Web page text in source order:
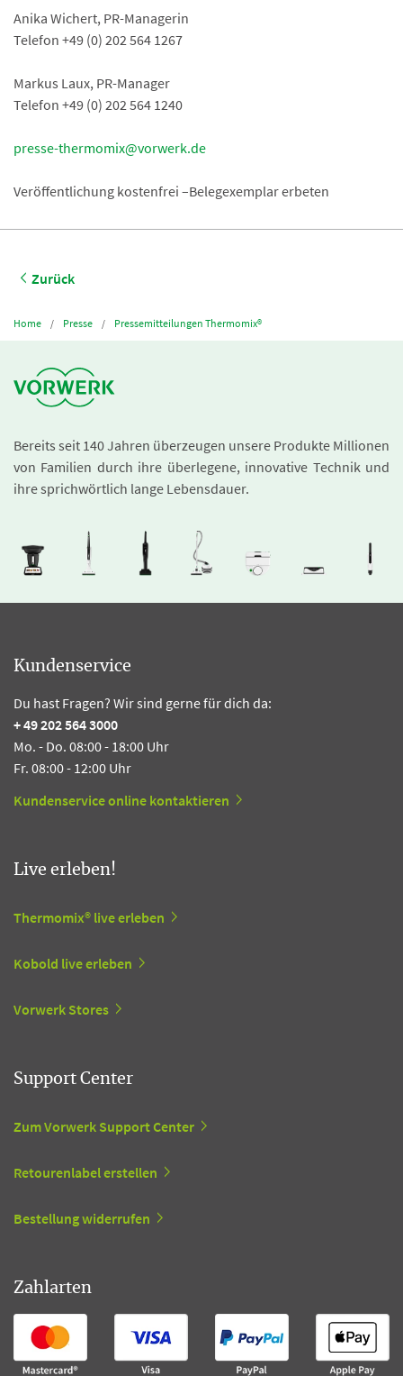
Anika Wichert, PR-Managerin
Telefon +49 (0) 202 564 1267
Markus Laux, PR-Manager
Telefon +49 (0) 202 564 1240
presse-thermomix@vorwerk.de
Veröffentlichung kostenfrei –Belegexemplar erbeten
Zurück
Home Presse Pressemitteilungen Thermomix®
Bereits seit 140 Jahren überzeugen unsere Produkte Millionen
von Familien durch ihre überlegene, innovative Technik und
ihre sprichwörtlich lange Lebensdauer.
Kundenservice
Du hast Fragen? Wir sind gerne für dich da:
+ 49 202 564 3000
Mo. - Do. 08:00 - 18:00 Uhr
Fr. 08:00 - 12:00 Uhr
Kundenservice online kontaktieren
Live erleben!
Thermomix® live erleben
Kobold live erleben
Vorwerk Stores
Support Center
Zum Vorwerk Support Center
Retourenlabel erstellen
Bestellung widerrufen
Zahlarten